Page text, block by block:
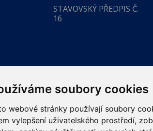
soubory cookies
webové stránky používají soubory
vylepšení uživatelského prostředí,
STAVOVSKÝ PŘEDPIS Č.
16